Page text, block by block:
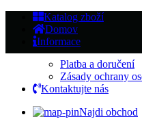
Katalog zboží
Domov
Informace
Platba a doručení
Zásady ochrany
Kontaktujte nás
Najdi obchod